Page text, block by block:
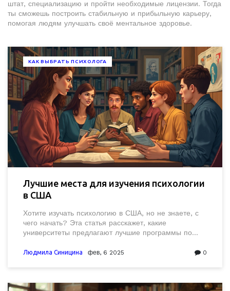
штат, специализацию и пройти необходимые лицензии. Тогда
ты сможешь построить стабильную и прибыльную карьеру,
помогая людям улучшать своё ментальное здоровье.
КАК ВЫБРАТЬ ПСИХОЛОГА
Лучшие места для изучения психологии
в США
Хотите изучать психологию в США, но не знаете, с
чего начать? Эта статья расскажет, какие
университеты предлагают лучшие программы по
которая подходит именно вам, и какие курсы могут
Людмила Синицина фев, 6 2025 0